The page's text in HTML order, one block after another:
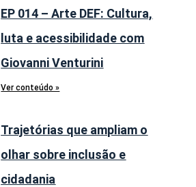
EP 014 – Arte DEF: Cultura,
luta e acessibilidade com
Giovanni Venturini
Ver conteúdo »
Trajetórias que ampliam o
olhar sobre inclusão e
cidadania